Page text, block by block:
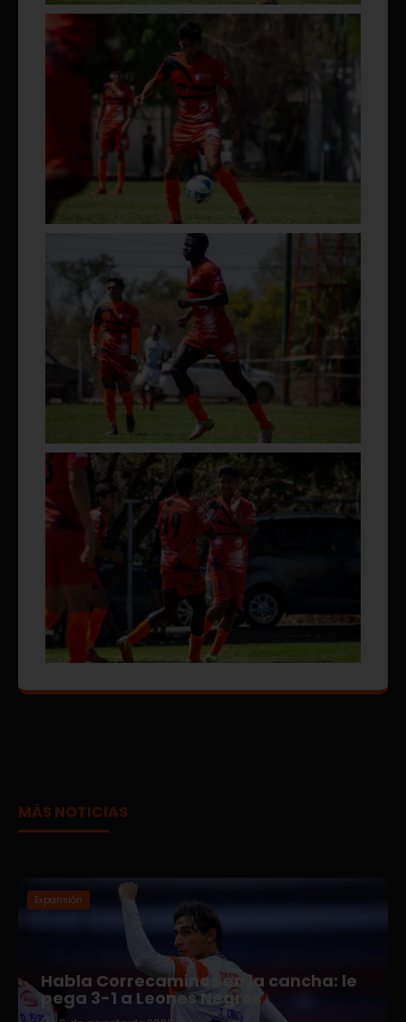
MÁS NOTICIAS
Expansión
Habla Correcaminos en la cancha: le
pega 3-1 a Leones Negros